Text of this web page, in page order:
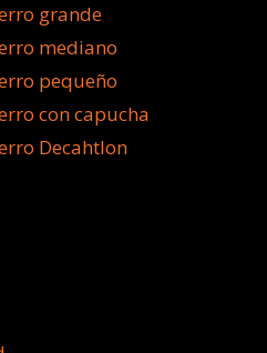
grande
mediano
pequeño
con capucha
Decahtlon